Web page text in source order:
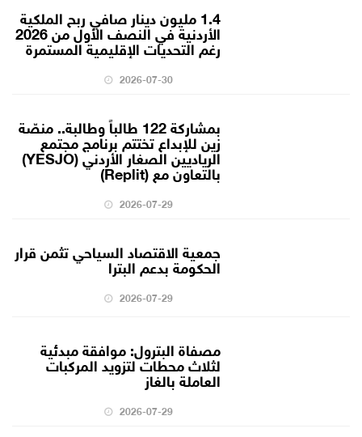
1.4 مليون دينار صافي ربح الملكية
الأردنية في النصف الأول من 2026
رغم التحديات الإقليمية المستمرة
2026-07-30
بمشاركة 122 طالباً وطالبة.. منصّة
زين للإبداع تختتم برنامج مجتمع
الرياديين الصغار الأردني (YESJO)
بالتعاون مع (Replit)
2026-07-29
جمعية الاقتصاد السياحي تثمن قرار
الحكومة بدعم البترا
2026-07-29
مصفاة البترول: موافقة مبدئية
لثلاث محطات لتزويد المركبات
العاملة بالغاز
2026-07-29